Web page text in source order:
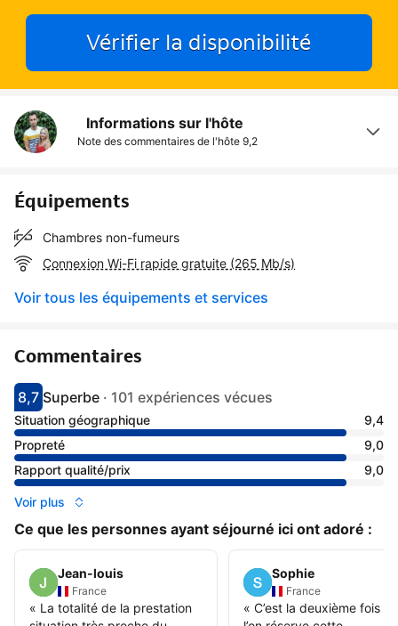
Vérifier la disponibilité
Informations sur l'hôte
Note des commentaires de l'hôte 9,2
Équipements
Chambres non-fumeurs
Connexion Wi-Fi rapide gratuite (265 Mb/s)
Voir tous les équipements et services
Commentaires
Avec une note de 8.7
8,7
superbeSuperbe · 101 expériences vécues
Situation géographique
9,4
Propreté
9,0
Rapport qualité/prix
9,0
Voir plus
Ce que les personnes ayant séjourné ici ont adoré :
Jean-louis
France
« La totalité de la prestation
Sophie
France
« C’est la deuxième fois